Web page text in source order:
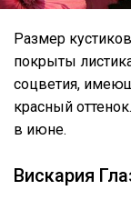
Размер
покрыты
соцветия,
красный
в июне.
Вискария